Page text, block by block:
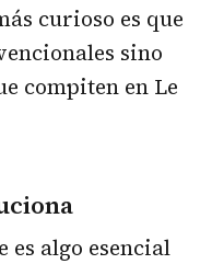
curioso es que
sino
compiten en Le
es algo esencial